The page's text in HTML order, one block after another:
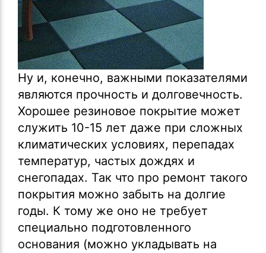
Ну и, конечно, важными показателями
являются прочность и долговечность.
Хорошее резиновое покрытие может
служить 10-15 лет даже при сложных
климатических условиях, перепадах
температур, частых дождях и
снегопадах. Так что про ремонт такого
покрытия можно забыть на долгие
годы. К тому же оно не требует
специально подготовленного
основания (можно укладывать на